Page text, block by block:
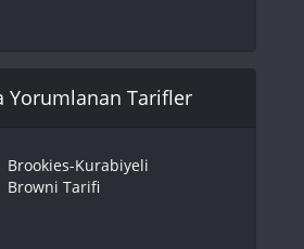
Yorumlanan Tarifler
Brookies-Kurabiyeli
Browni Tarifi